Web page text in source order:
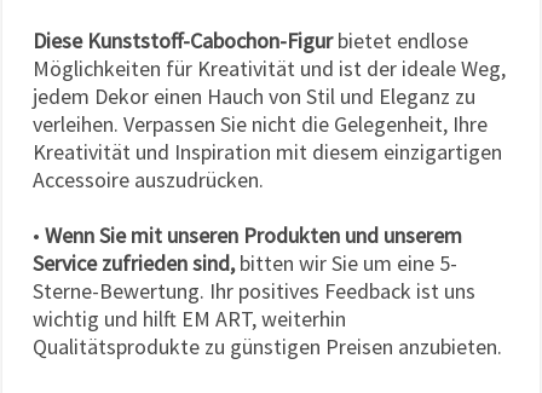
Diese Kunststoff-Cabochon-Figurbietet endlose
Möglichkeiten für Kreativität und ist der ideale Weg,
jedem Dekor einen Hauch von Stil und Eleganz zu
verleihen. Verpassen Sie nicht die Gelegenheit, Ihre
Kreativität und Inspiration mit diesem einzigartigen
Accessoire auszudrücken.
• Wenn Sie mit unseren Produkten und unserem
Service zufrieden sind,bitten wir Sie um eine 5-
Sterne-Bewertung. Ihr positives Feedback ist uns
wichtig und hilft EM ART, weiterhin
Qualitätsprodukte zu günstigen Preisen anzubieten.